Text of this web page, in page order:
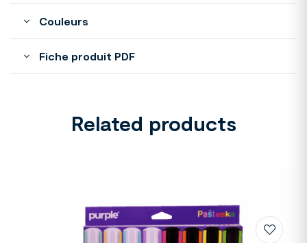
Couleurs
Fiche produit PDF
Related products